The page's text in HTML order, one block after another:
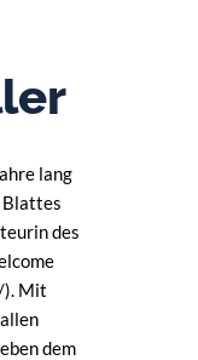
lang
Blattes
des
). Mit
dem